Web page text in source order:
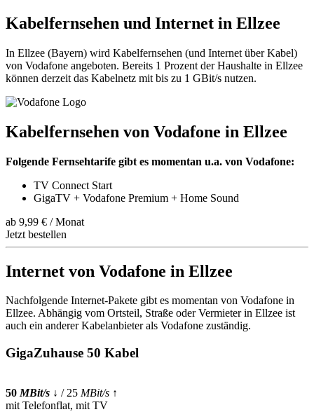
Kabelfernsehen und Internet in Ellzee
In Ellzee (Bayern) wird Kabelfernsehen (und Internet über Kabel)
von Vodafone angeboten. Bereits 1 Prozent der Haushalte in Ellzee
können derzeit das Kabelnetz mit bis zu 1 GBit/s nutzen.
Kabelfernsehen von Vodafone in Ellzee
Folgende Fernsehtarife gibt es momentan u.a. von Vodafone:
TV Connect Start
GigaTV + Vodafone Premium + Home Sound
ab 9,99 € / Monat
Jetzt bestellen
Internet von Vodafone in Ellzee
Nachfolgende Internet-Pakete gibt es momentan von Vodafone in
Ellzee. Abhängig vom Ortsteil, Straße oder Vermieter in Ellzee ist
auch ein anderer Kabelanbieter als Vodafone zuständig.
GigaZuhause 50 Kabel
50 MBit/s ↓ / 25 MBit/s ↑
mit Telefonflat, mit TV